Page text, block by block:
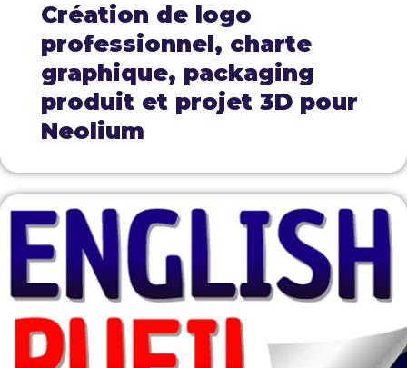
Création de logo
professionnel, charte
graphique, packaging
produit et projet 3D pour
Neolium